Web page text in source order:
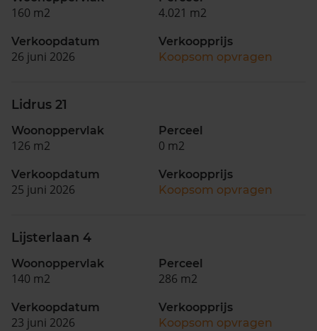
160 m2 4.021 m2
Verkoopdatum
26 juni 2026
Verkoopprijs
Koopsom opvragen
Lidrus 21
Woonoppervlak
126 m2
Perceel
0 m2
Verkoopdatum
25 juni 2026
Verkoopprijs
Koopsom opvragen
Lijsterlaan 4
Woonoppervlak
140 m2
Perceel
286 m2
Verkoopdatum
23 juni 2026
Verkoopprijs
Koopsom opvragen